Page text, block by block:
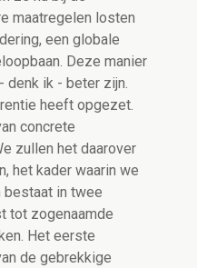
maatregelen losten
een globale
Deze manier
denk ik - beter zijn.
heeft opgezet.
concrete
zullen het daarover
het kader waarin we
in twee
tot zogenaamde
Het eerste
de gebrekkige